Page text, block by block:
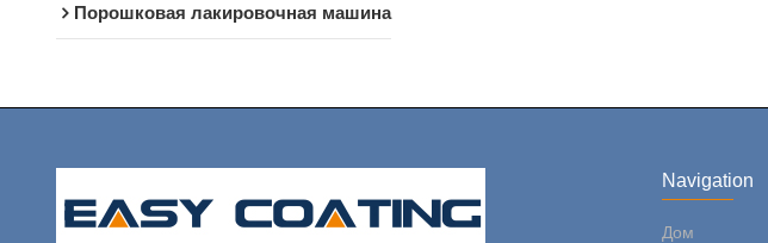
Порошковая лакировочная машина
Navigation
Дом